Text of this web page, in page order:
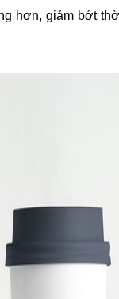
hơn, giảm bớt